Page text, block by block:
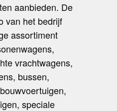
aanbieden. De
van het bedrijf
assortiment
vrachtwagens,
bussen,
speciale